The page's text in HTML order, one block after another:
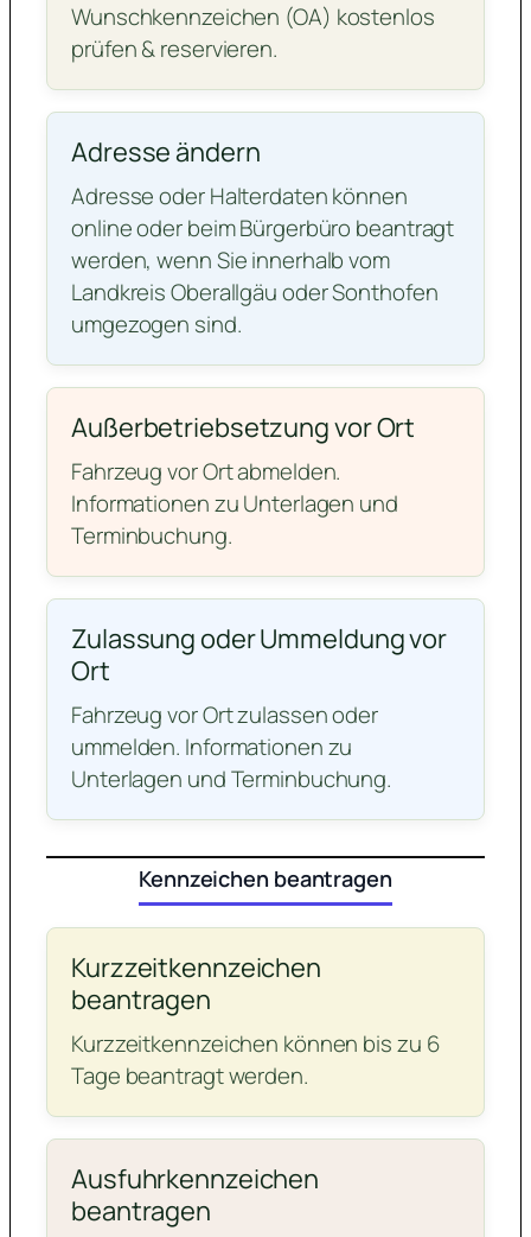
Wunschkennzeichen (OA) kostenlos
prüfen & reservieren.
Adresse ändern
Adresse oder Halterdaten können
online oder beim Bürgerbüro beantragt
werden, wenn Sie innerhalb vom
Landkreis Oberallgäu oder Sonthofen
umgezogen sind.
Außerbetriebsetzung vor Ort
Fahrzeug vor Ort abmelden.
Informationen zu Unterlagen und
Terminbuchung.
Zulassung oder Ummeldung vor
Ort
Fahrzeug vor Ort zulassen oder
ummelden. Informationen zu
Unterlagen und Terminbuchung.
Kennzeichen beantragen
Kurzzeitkennzeichen
beantragen
Kurzzeitkennzeichen können bis zu 6
Tage beantragt werden.
Ausfuhrkennzeichen
beantragen